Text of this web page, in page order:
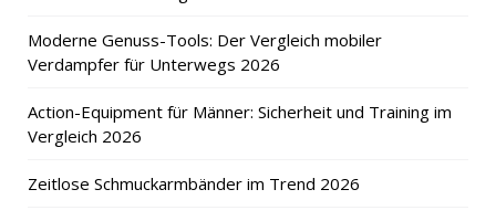
Moderne Genuss-Tools: Der Vergleich mobiler
Verdampfer für Unterwegs 2026
Action-Equipment für Männer: Sicherheit und Training im
Vergleich 2026
Zeitlose Schmuckarmbänder im Trend 2026